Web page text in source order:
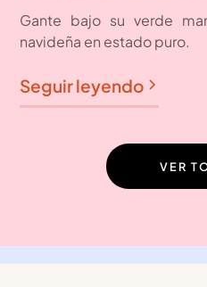
Gante bajo su verde
navideña en estado puro.
Seguir leyendo
VER